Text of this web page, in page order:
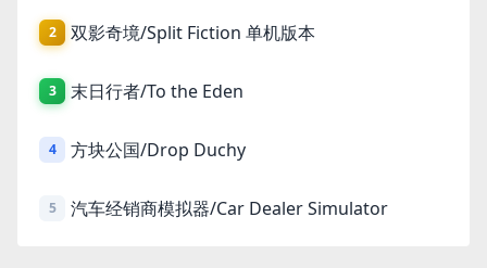
2 双影奇境/Split Fiction 单机版本
3 末日行者/To the Eden
4 方块公国/Drop Duchy
5 汽车经销商模拟器/Car Dealer Simulator